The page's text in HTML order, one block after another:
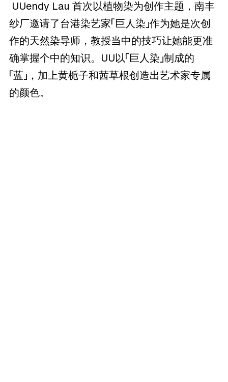
UUendy Lau 首次以植物染为创作主题，南丰
纱厂邀请了台港染艺家「巨人染」作为她是次创
作的天然染导师，教授当中的技巧让她能更准
确掌握个中的知识。UU以「巨人染」制成的
「蓝」，加上黄栀子和茜草根创造出艺术家专属
的颜色。